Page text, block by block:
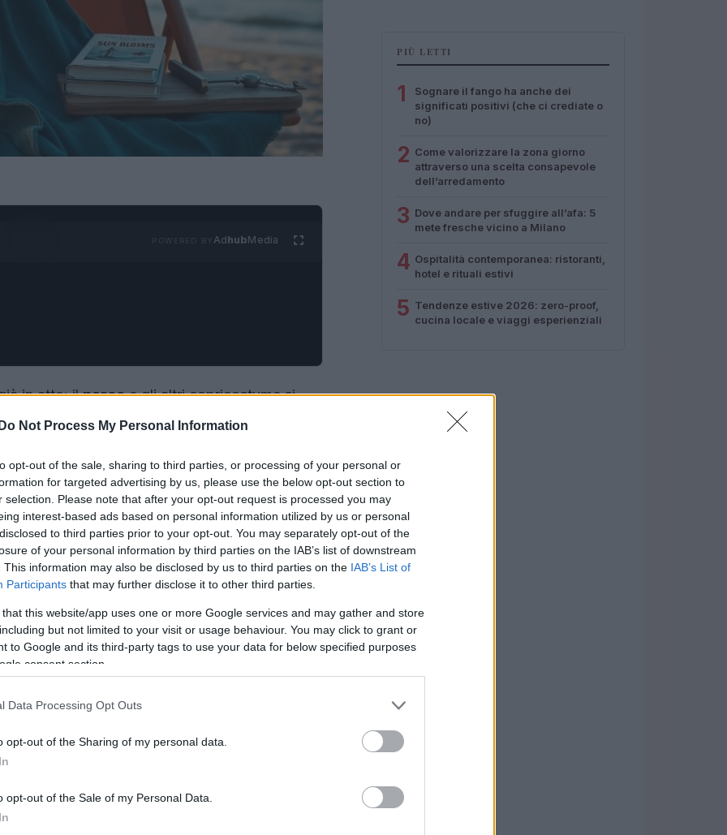
Do Not Process My Personal Information
opt-out of the sale, sharing to third parties, or processing of your personal or
for targeted advertising by us, please use the below opt-out section to
selection. Please note that after your opt-out request is processed you may
interest-based ads based on personal information utilized by us or personal
to third parties prior to your opt-out. You may separately opt-out of the
of your personal information by third parties on the IAB’s list of downstream
This information may also be disclosed by us to third parties on the IAB’s List of
Participants that may further disclose it to other third parties.
that this website/app uses one or more Google services and may gather and store
but not limited to your visit or usage behaviour. You may click to grant or
to Google and its third-party tags to use your data for below specified purposes
consent section.
Data Processing Opt Outs
opt-out of the Sharing of my personal data.
opt-out of the Sale of my Personal Data.
AdhubMedia
in atto: ilpareoe gli altri copricostume si
muoversi agilmente tra spiaggia, piscina e
il tuffo del mattino sia che nasca come pausa
il costume significa bilanciare comoditàe
PIÙ LETTI
1
Sognare il fango ha anche dei
significati positivi (che ci crediate o
no)
2 Come valorizzare la zona giorno
attraverso una scelta consapevole
dell’arredamento
3 Dove andare per sfuggire all’afa: 5
mete fresche vicino a Milano
4 Ospitalità contemporanea: ristoranti,
hotel e rituali estivi
5 Tendenze estive 2026: zero-proof,
cucina locale e viaggi esperienziali